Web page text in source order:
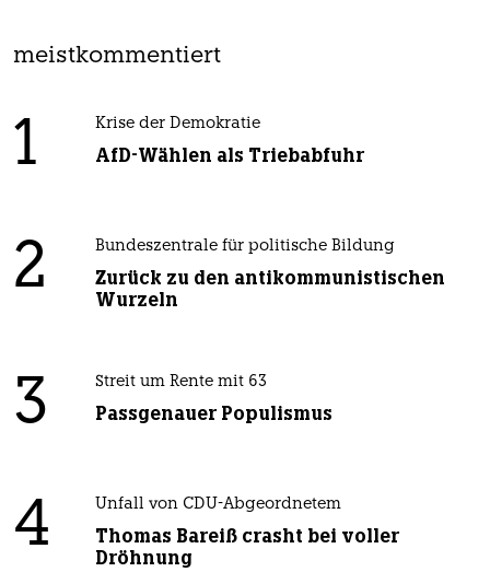
meistkommentiert
1 Krise der Demokratie
AfD-Wählen als Triebabfuhr
2 Bundeszentrale für politische Bildung
Zurück zu den antikommunistischen
Wurzeln
3 Streit um Rente mit 63
Passgenauer Populismus
4 Unfall von CDU-Abgeordnetem
Thomas Bareiß crasht bei voller
Dröhnung